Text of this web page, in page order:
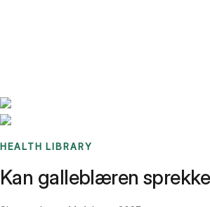
HEALTH LIBRARY
Kan galleblæren